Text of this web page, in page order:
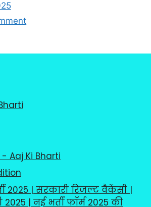
Aaj Ki Bharti
2025 | सरकारी रिजल्ट वैकेंसी |
| नई भर्ती फॉर्म 2025 की